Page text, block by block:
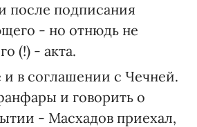
после подписания
- но отнюдь не
(!) - акта.
в соглашении с Чечней.
и говорить о
- Масхадов приехал,